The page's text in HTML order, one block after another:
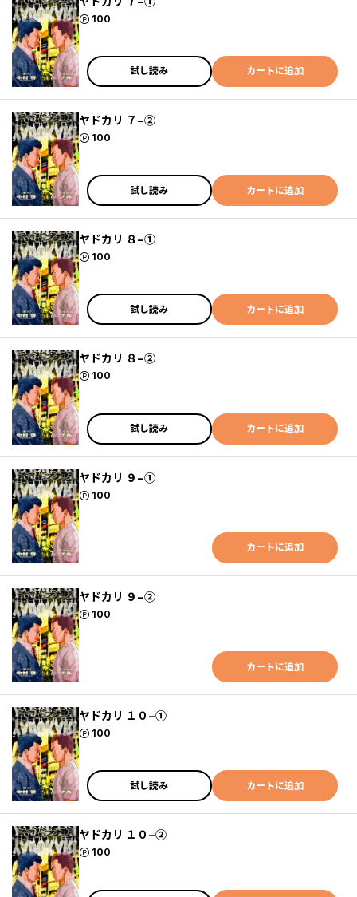
100
ポイント
試し読み カートに追加
ヤドカリ ７−②
100
ポイント
試し読み カートに追加
ヤドカリ ８−①
100
ポイント
試し読み カートに追加
ヤドカリ ８−②
100
ポイント
試し読み カートに追加
ヤドカリ ９−①
100
ポイント
カートに追加
ヤドカリ ９−②
100
ポイント
カートに追加
ヤドカリ １０−①
100
ポイント
試し読み カートに追加
ヤドカリ １０−②
100
ポイント